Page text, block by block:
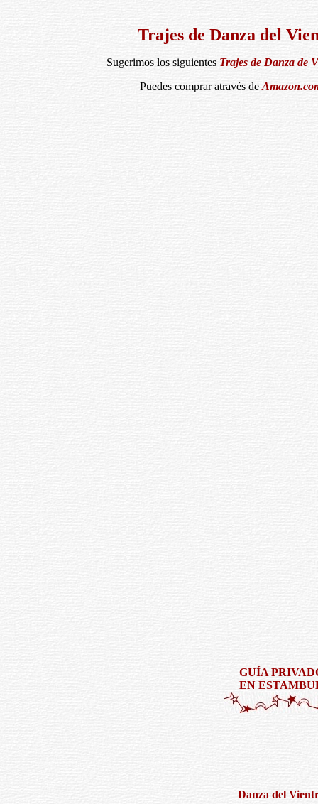
Trajes de Danza del
Sugerimos los siguientes Trajes de Danza de
Puedes comprar através de
GUÍA
EN
Danza del